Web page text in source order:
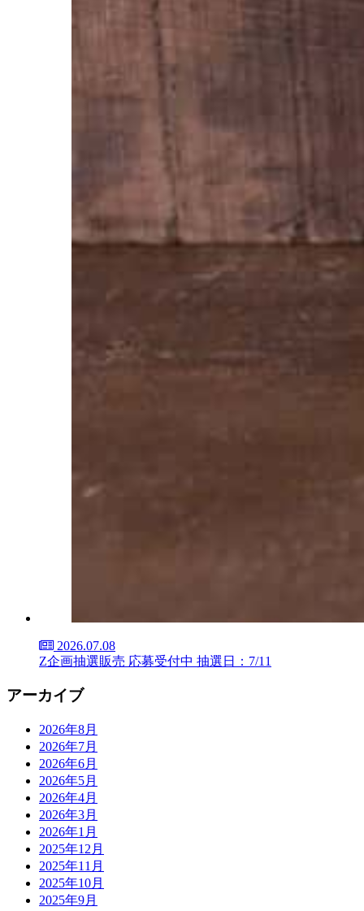
2026.07.08
Z企画抽選販売 応募受付中 抽選日：7/11
アーカイブ
2026年8月
2026年7月
2026年6月
2026年5月
2026年4月
2026年3月
2026年1月
2025年12月
2025年11月
2025年10月
2025年9月